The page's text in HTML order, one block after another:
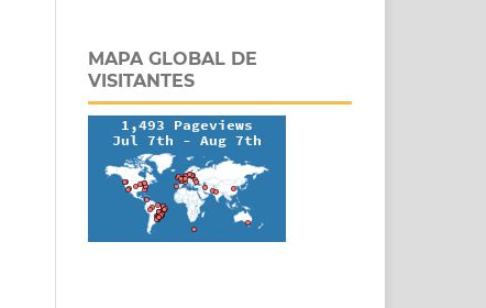
MAPA GLOBAL DE
VISITANTES